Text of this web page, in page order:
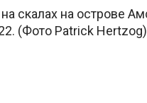
скалах на острове
(Фото Patrick